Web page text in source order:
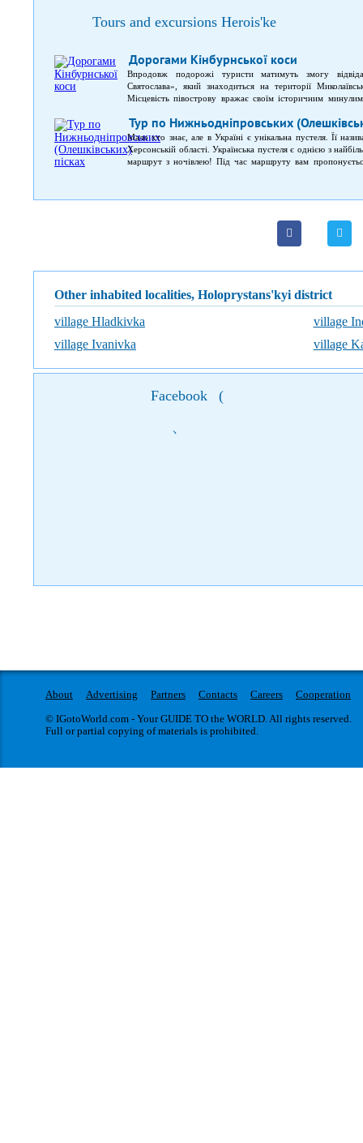
Tours and excursions Herois'ke
Дорогами Кінбурнської коси
Впродовж подорожі туристи матимуть змогу
Святослава», який знаходиться на території
Місцевість півострову вражає своїм історичним
Під час прогулянки можна помилуватися красою
подій, що мали місце на цій території.
Тур по Нижньодніпровських
Мало хто знає, але в Україні є унікальна пустеля. Її
Херсонській області. Українська пустеля є однією з
маршрут з ночівлею! Під час маршруту вам
пустелі; відвідування ландшафтного замовника
побачите дубовий ліс, солончаки та унікальні болота на
Other inhabited localities, Holoprystans'kyi district
village Hladkivka
village
village Ivanivka
village
Facebook (
)
About Advertising Partners Contacts Careers
Cooperation
© IGotoWorld.com - Your GUIDE TO the WORLD. All rights reserved.
Full or partial copying of materials is prohibited.